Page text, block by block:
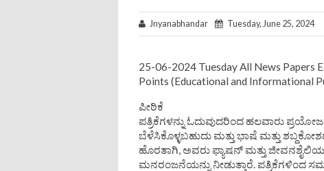
Jnyanabhandar Tuesday, June 25, 2024
25-06-2024 Tuesday All News Papers
Points (Educational and Informational
ಪೀಠಿಕೆ
ಪತ್ರಿಕೆಗಳನ್ನು ಓದುವುದರಿಂದ ಹಲವಾರು
ಬೆಳೆಸಿಕೊಳ್ಳಬಹುದು ಮತ್ತು ಭಾಷೆ ಮತ್ತು
ಹೊರತಾಗಿ, ಅವರು ಫ್ಯಾಷನ್ ಮತ್ತು
ಮನರಂಜನೆಯನ್ನು ನೀಡುತ್ತಾರೆ. ಪತ್ರಿಕೆಗಳಿಂದ